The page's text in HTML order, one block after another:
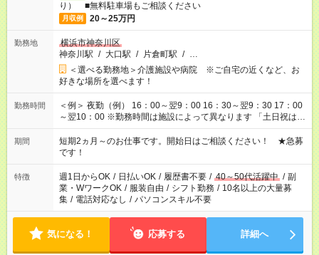
り） ■無料駐車場もご相談ください
月収例 20～25万円
勤務地
横浜市神奈川区
神奈川駅 / 大口駅 / 片倉町駅 / …
＜選べる勤務地＞介護施設や病院 ※ご自宅の近くなど、お
好きな場所を選べます！
勤務時間
＜例＞ 夜勤（例） 16：00～翌9：00 16：30～翌9：30 17：00
～翌10：00 ※勤務時間は施設によって異なります 「土日祝は休
みたい」 「しっかり稼ぎたい」 「もう少し遅い時間から始めた
い」など ご希望にあったお仕事をご案内いたします。 ※未経験
の方の場合は1～2ヶ月間は日中での仕事を経験いただき、 お
仕事に慣れてからの夜勤になります。 ★家庭の都合でお休みが
必要な場合も遠慮なくご相談ください。
期間
短期2ヵ月～のお仕事です。開始日はご相談ください！ ★急募
です！
特徴 週1日からOK / 日払いOK / 履歴書不要 / 40～50代活躍中 / 副
業・WワークOK / 服装自由 / シフト勤務 / 10名以上の大量募
集 / 電話対応なし / パソコンスキル不要
気になる！ 応募する 詳細へ